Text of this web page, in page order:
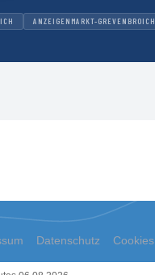
ANZEIGENMARKT-GREVENBROICH
Datenschutz Cookies